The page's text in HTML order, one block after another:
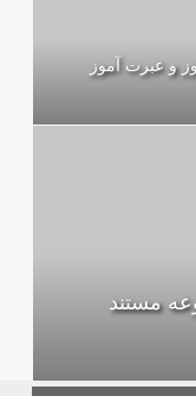
و عبرت آموز
مستند